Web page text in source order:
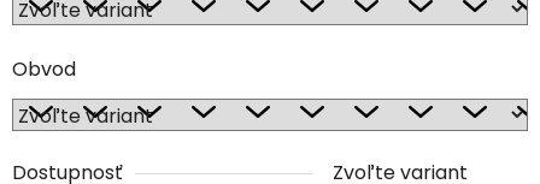
Obvod
Dostupnosť Zvoľte variant